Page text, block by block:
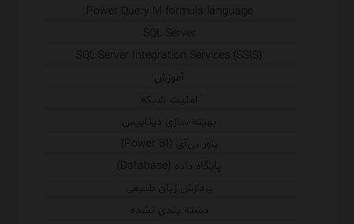
Power Query M formula language
SQL Server
SQL Server Integration Services (SSIS)
آموزش
امنیت شبکه
بهینه سازی دیتابیس
پاور بی‌آی (Power BI)
پایگاه داده (Database)
پردازش زبان طبیعی
دسته بندی نشده